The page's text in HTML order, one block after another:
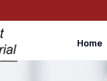
Home